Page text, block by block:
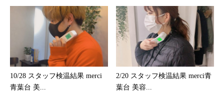
10/28 スタッフ検温結果 merci
青葉台 美...
2/20 スタッフ検温結果 merci青
葉台 美容...